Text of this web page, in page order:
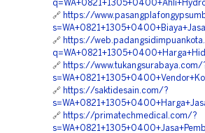
🔗 https://
🔗 https://
🔗 https://www.tukangsurabaya.com/
🔗 https://saktidesain.com/?
🔗 https://primatechmedical.com/?